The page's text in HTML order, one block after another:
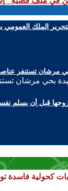
الملك
مرشان تستنفر
زوجها قبل أن يسلم